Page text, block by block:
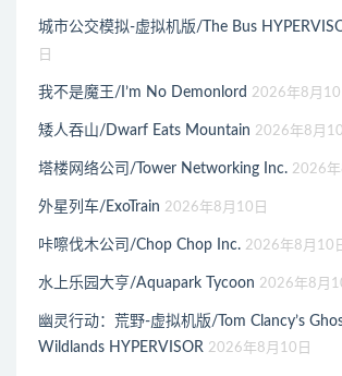
城市公交模拟-虚拟机版/The Bus
日
我不是魔王/I’m No Demonlord 2026年8月10
矮人吞山/Dwarf Eats Mountain 2026年8月
塔楼网络公司/Tower Networking Inc. 2026
外星列车/ExoTrain 2026年8月10日
咔嚓伐木公司/Chop Chop Inc. 2026年8月10
水上乐园大亨/Aquapark Tycoon 2026年8月
幽灵行动：荒野-虚拟机版/Tom Clancy’s
Wildlands HYPERVISOR 2026年8月10日